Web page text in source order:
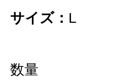
サイズ： L
数量